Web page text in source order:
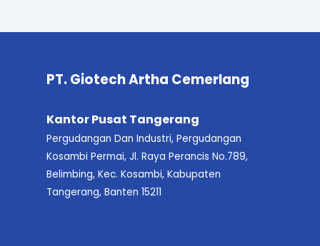
PT. Giotech Artha Cemerlang
Kantor Pusat Tangerang
Pergudangan Dan Industri, Pergudangan
Kosambi Permai, Jl. Raya Perancis No.789,
Belimbing, Kec. Kosambi, Kabupaten
Tangerang, Banten 15211